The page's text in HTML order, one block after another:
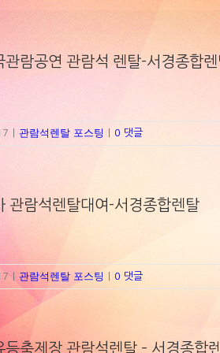
람공연 관람석 렌탈-서경종합
관람석렌탈 포스팅 0 댓글
관람석렌탈대여-서경종합렌탈
관람석렌탈 포스팅 0 댓글
축제장 관람석렌탈 – 서경종합